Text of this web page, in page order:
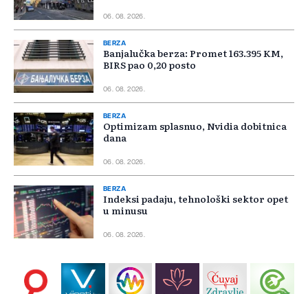
06. 08. 2026.
BERZA
Banjalučka berza: Promet 163.395 KM,
BIRS pao 0,20 posto
06. 08. 2026.
BERZA
Optimizam splasnuo, Nvidia dobitnica
dana
06. 08. 2026.
BERZA
Indeksi padaju, tehnološki sektor opet
u minusu
06. 08. 2026.